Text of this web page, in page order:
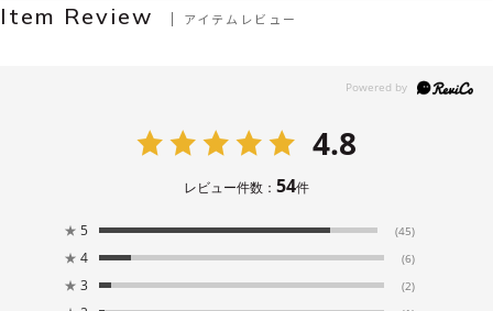
Item Review アイテムレビュー
4.8
レビュー件数： 54件
★ 5 (45)
★ 4 (6)
★ 3 (2)